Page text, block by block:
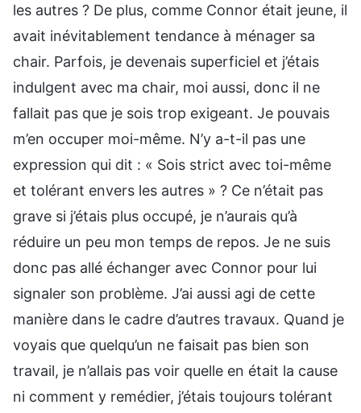
les autres ? De plus, comme Connor était jeune, il
avait inévitablement tendance à ménager sa
chair. Parfois, je devenais superficiel et j’étais
indulgent avec ma chair, moi aussi, donc il ne
fallait pas que je sois trop exigeant. Je pouvais
m’en occuper moi-même. N’y a-t-il pas une
expression qui dit : « Sois strict avec toi-même
et tolérant envers les autres » ? Ce n’était pas
grave si j’étais plus occupé, je n’aurais qu’à
réduire un peu mon temps de repos. Je ne suis
donc pas allé échanger avec Connor pour lui
signaler son problème. J’ai aussi agi de cette
manière dans le cadre d’autres travaux. Quand je
voyais que quelqu’un ne faisait pas bien son
travail, je n’allais pas voir quelle en était la cause
ni comment y remédier, j’étais toujours tolérant